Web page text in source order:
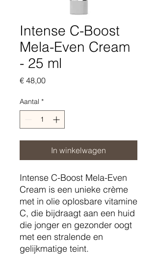
Intense C-Boost
Mela-Even Cream
- 25 ml
€ 48,00Prijs
Aantal *
In winkelwagen
Intense C-Boost Mela-Even
Cream is een unieke crème
met in olie oplosbare vitamine
C, die bijdraagt aan een huid
die jonger en gezonder oogt
met een stralende en
gelijkmatige teint.